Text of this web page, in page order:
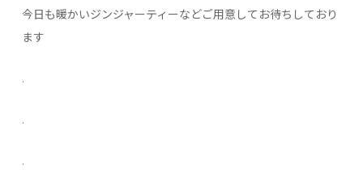
今日も暖かいジンジャーティーなどご用意してお待ちしており
ます
.
.
.